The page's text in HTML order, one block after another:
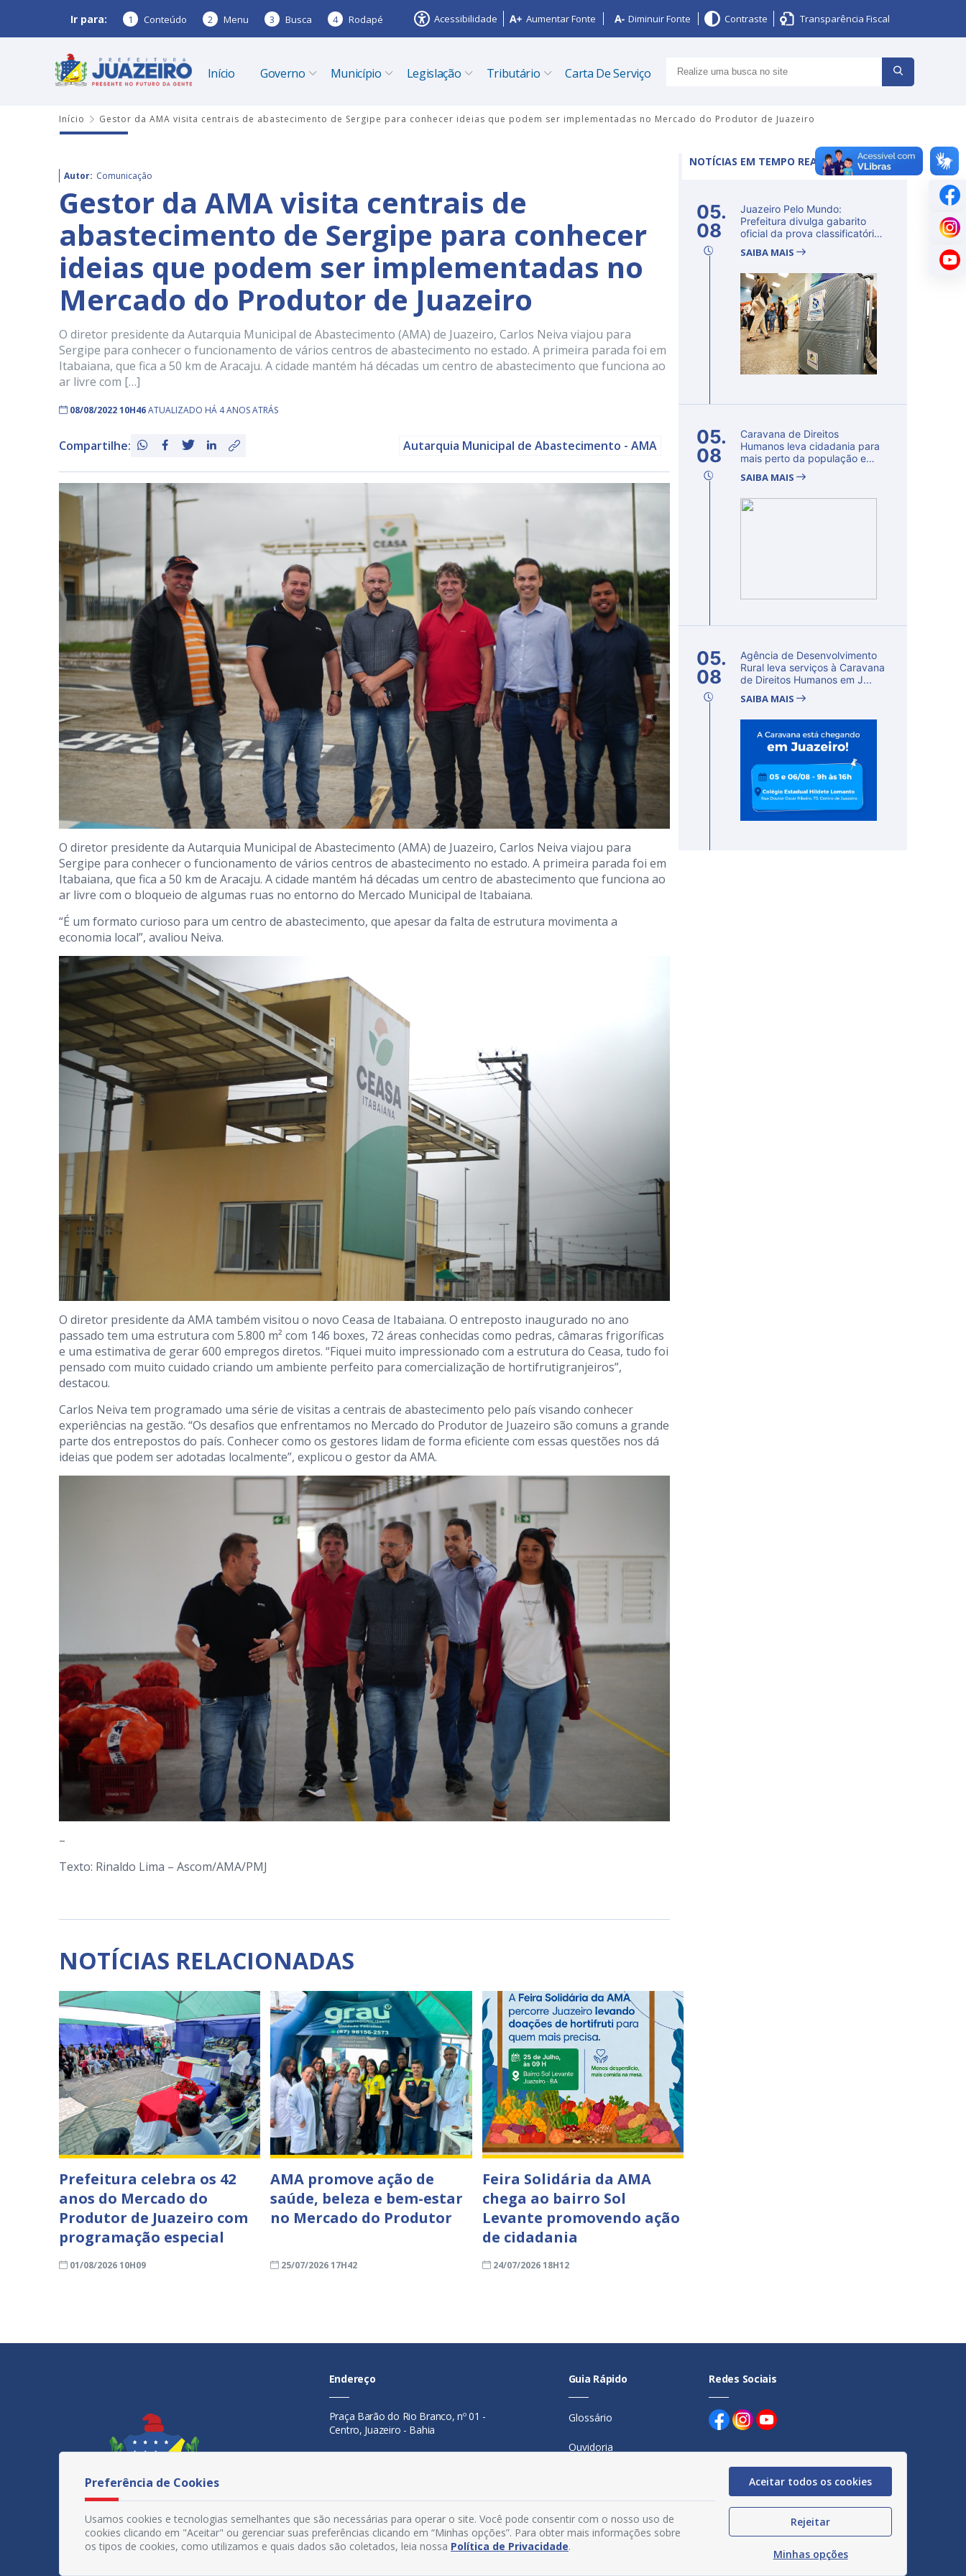
Ir para: 1 Conteúdo 2 Menu 3 Busca 4 Rodapé Acessibilidade Aumentar Fonte Diminuir Fonte Contraste Transparência Fiscal
Início Governo Município Legislação Tributário Carta De Serviço
Início Gestor da AMA visita centrais de abastecimento de Sergipe para conhecer ideias que podem ser implementadas no Mercado do Produtor de Juazeiro
Autor: Comunicação
Gestor da AMA visita centrais de
abastecimento de Sergipe para conhecer
ideias que podem ser implementadas no
Mercado do Produtor de Juazeiro
O diretor presidente da Autarquia Municipal de Abastecimento (AMA) de Juazeiro, Carlos Neiva viajou para
Sergipe para conhecer o funcionamento de vários centros de abastecimento no estado. A primeira parada foi em
Itabaiana, que fica a 50 km de Aracaju. A cidade mantém há décadas um centro de abastecimento que funciona ao
ar livre com […]
08/08/2022 10H46ATUALIZADO HÁ 4 ANOS ATRÁS
Compartilhe: Autarquia Municipal de Abastecimento - AMA
O diretor presidente da Autarquia Municipal de Abastecimento (AMA) de Juazeiro, Carlos Neiva viajou para
Sergipe para conhecer o funcionamento de vários centros de abastecimento no estado. A primeira parada foi em
Itabaiana, que fica a 50 km de Aracaju. A cidade mantém há décadas um centro de abastecimento que funciona ao
ar livre com o bloqueio de algumas ruas no entorno do Mercado Municipal de Itabaiana.
“É um formato curioso para um centro de abastecimento, que apesar da falta de estrutura movimenta a
economia local”, avaliou Neiva.
O diretor presidente da AMA também visitou o novo Ceasa de Itabaiana. O entreposto inaugurado no ano
passado tem uma estrutura com 5.800 m² com 146 boxes, 72 áreas conhecidas como pedras, câmaras frigoríficas
e uma estimativa de gerar 600 empregos diretos. “Fiquei muito impressionado com a estrutura do Ceasa, tudo foi
pensado com muito cuidado criando um ambiente perfeito para comercialização de hortifrutigranjeiros”,
destacou.
Carlos Neiva tem programado uma série de visitas a centrais de abastecimento pelo país visando conhecer
experiências na gestão. “Os desafios que enfrentamos no Mercado do Produtor de Juazeiro são comuns a grande
parte dos entrepostos do país. Conhecer como os gestores lidam de forma eficiente com essas questões nos dá
ideias que podem ser adotadas localmente”, explicou o gestor da AMA.
–
Texto: Rinaldo Lima – Ascom/AMA/PMJ
NOTÍCIAS RELACIONADAS
Prefeitura celebra os 42
anos do Mercado do
Produtor de Juazeiro com
programação especial
01/08/2026 10H09
AMA promove ação de
saúde, beleza e bem-estar
no Mercado do Produtor
25/07/2026 17H42
Feira Solidária da AMA
chega ao bairro Sol
Levante promovendo ação
de cidadania
24/07/2026 18H12
NOTÍCIAS EM TEMPO REAL
05.
08
Juazeiro Pelo Mundo:
Prefeitura divulga gabarito
oficial da prova classificatória
SAIBA MAIS
05.
08
Caravana de Direitos
Humanos leva cidadania para
mais perto da população e
SAIBA MAIS
05.
08
Agência de Desenvolvimento
Rural leva serviços à Caravana
de Direitos Humanos em J...
SAIBA MAIS
Endereço
Praça Barão do Rio Branco, nº 01 -
Centro, Juazeiro - Bahia
Telefone:74 98846-0016
ouvidoria@juazeiro.ba.gov.br
Horário De Funcionamento
Guia Rápido
Glossário
Ouvidoria
Perguntas Frequentes
Manual de Navegação
Redes Sociais
Preferência de Cookies
Usamos cookies e tecnologias semelhantes que são necessárias para operar o site. Você pode consentir com o nosso uso de
cookies clicando em "Aceitar" ou gerenciar suas preferências clicando em “Minhas opções”. Para obter mais informações sobre
os tipos de cookies, como utilizamos e quais dados são coletados, leia nossa Política de Privacidade.
Aceitar todos os cookies
Rejeitar
Minhas opções